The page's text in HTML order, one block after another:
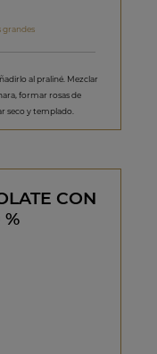
grandes
al praliné. Mezclar
formar rosas de
seco y templado.
CON
%